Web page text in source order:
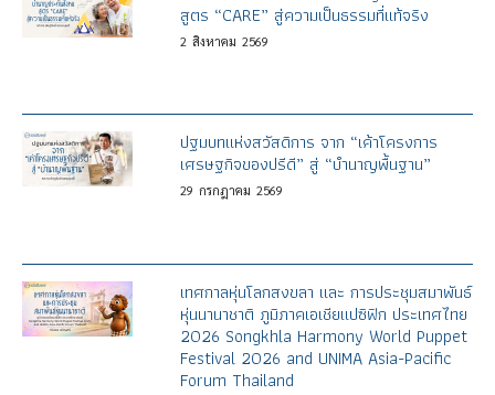
สูตร “CARE” สู่ความเป็นธรรมที่แท้จริง
2 สิงหาคม 2569
ปฐมบทแห่งสวัสดิการ จาก “เค้าโครงการ
เศรษฐกิจของปรีดี” สู่ “บำนาญพื้นฐาน”
29 กรกฎาคม 2569
เทศกาลหุ่นโลกสงขลา และ การประชุมสมาพันธ์
หุ่นนานาชาติ ภูมิภาคเอเชียแปซิฟิก ประเทศไทย
2026 Songkhla Harmony World Puppet
Festival 2026 and UNIMA Asia-Pacific
Forum Thailand